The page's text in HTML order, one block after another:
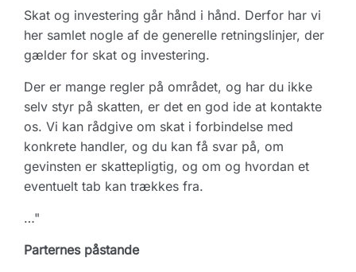
Skat og investering går hånd i hånd. Derfor har vi
her samlet nogle af de generelle retningslinjer, der
gælder for skat og investering.
Der er mange regler på området, og har du ikke
selv styr på skatten, er det en god ide at kontakte
os. Vi kan rådgive om skat i forbindelse med
konkrete handler, og du kan få svar på, om
gevinsten er skattepligtig, og om og hvordan et
eventuelt tab kan trækkes fra.
…"
Parternes påstande